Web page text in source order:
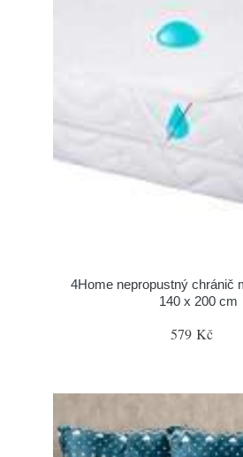
4Home nepropustný chránič
140 x 200 cm
579 Kč